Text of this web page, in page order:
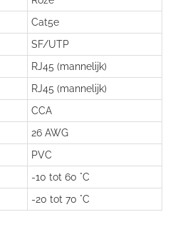
Cat5e
SF/UTP
RJ45 (mannelijk)
RJ45 (mannelijk)
CCA
26 AWG
PVC
-10 tot 60 °C
-20 tot 70 °C